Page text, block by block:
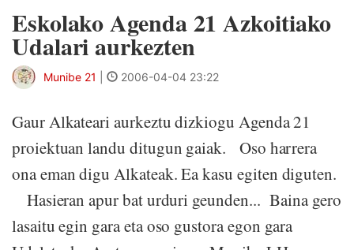
Eskolako Agenda 21 Azkoitiako
Udalari aurkezten
Munibe 21 2006-04-04 23:22
Gaur Alkateari aurkeztu dizkiogu Agenda 21
proiektuan landu ditugun gaiak. Oso harrera
ona eman digu Alkateak. Ea kasu egiten diguten.
Hasieran apur bat urduri geunden... Baina gero
lasaitu egin gara eta oso gustora egon gara